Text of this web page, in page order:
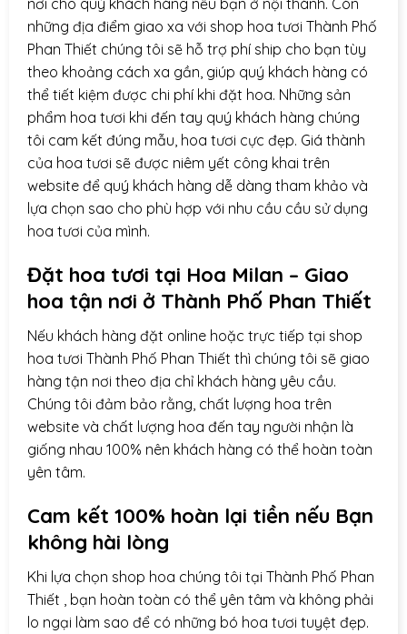
những địa điểm giao xa với shop hoa tươi Thành Phố
Phan Thiết chúng tôi sẽ hỗ trợ phí ship cho bạn tùy
theo khoảng cách xa gần, giúp quý khách hàng có
thể tiết kiệm được chi phí khi đặt hoa. Những sản
phẩm hoa tươi khi đến tay quý khách hàng chúng
tôi cam kết đúng mẫu, hoa tươi cực đẹp. Giá thành
của hoa tươi sẽ được niêm yết công khai trên
website để quý khách hàng dễ dàng tham khảo và
lựa chọn sao cho phù hợp với nhu cầu cầu sử dụng
hoa tươi của mình.
Đặt hoa tươi tại Hoa Milan – Giao
hoa tận nơi ở Thành Phố Phan Thiết
Nếu khách hàng đặt online hoặc trực tiếp tại shop
hoa tươi Thành Phố Phan Thiết thì chúng tôi sẽ giao
hàng tận nơi theo địa chỉ khách hàng yêu cầu.
Chúng tôi đảm bảo rằng, chất lượng hoa trên
website và chất lượng hoa đến tay người nhận là
giống nhau 100% nên khách hàng có thể hoàn toàn
yên tâm.
Cam kết 100% hoàn lại tiền nếu Bạn
không hài lòng
Khi lựa chọn shop hoa chúng tôi tại Thành Phố Phan
Thiết , bạn hoàn toàn có thể yên tâm và không phải
lo ngại làm sao để có những bó hoa tươi tuyệt đẹp.